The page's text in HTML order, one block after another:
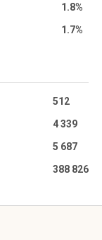
1.8%
1.7%
512
4 339
5 687
388 826